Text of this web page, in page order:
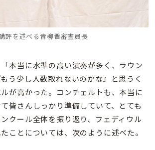
評を述べる青柳晋審査員長
本当に水準の高い演奏が多く、ラウン
う少し人数取れないのかな』と思うく
が高かった。コンチェルトも、本当に
皆さんしっかり準備していて、とても
クール全体を振り返り、フェディウル
ことについては、次のように述べた。